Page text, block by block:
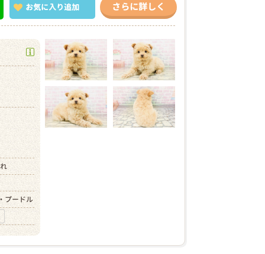
お気に入り追加
プードル
さらに詳しく